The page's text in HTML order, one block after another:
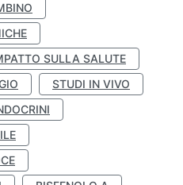
SULLA SALUTE
STUDI IN VIVO